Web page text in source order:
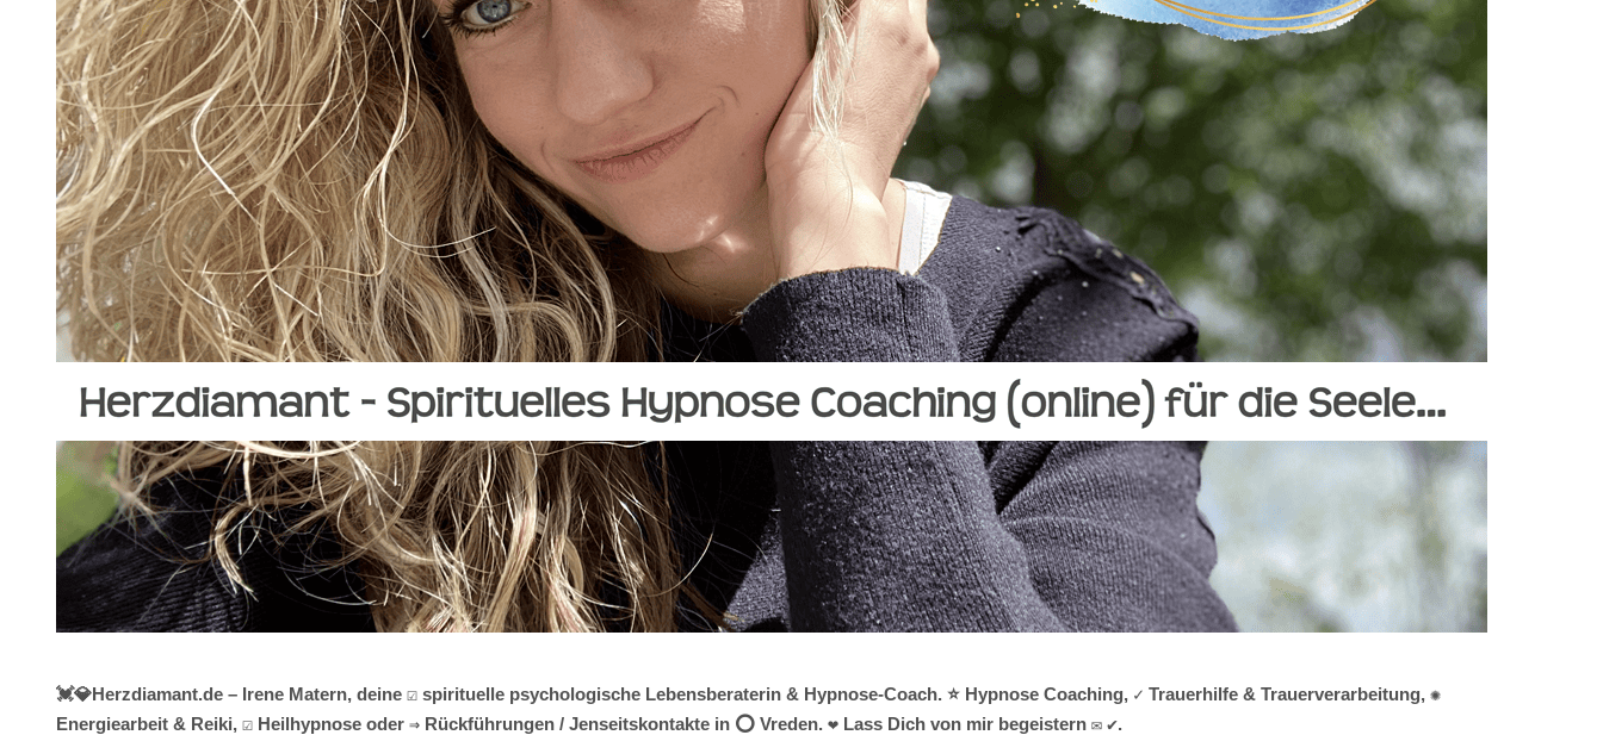
💓️💎Herzdiamant.de – Irene Matern, deine ☑️ spirituelle psychologische Lebensberaterin & Hypnose-Coach. ⭐ Hypnose Coaching, ✓ Trauerhilfe & Trauerverarbeitung, ✺
Energiearbeit & Reiki, ☑️ Heilhypnose oder ⇒ Rückführungen / Jenseitskontakte in ⭕ Vreden. ❤ Lass Dich von mir begeistern ✉ ✔.